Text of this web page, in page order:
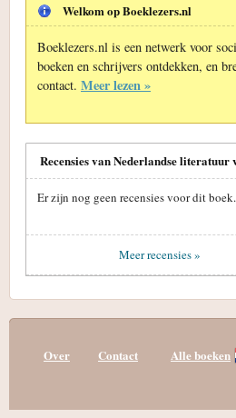
Welkom op Boeklezers.nl
Boeklezers.nl is een netwerk voor
boeken en schrijvers ontdekken, en
contact. Meer lezen »
Recensies van Nederlandse
Er zijn nog geen recensies voor dit boek.
Meer recensies »
Over Contact Alle boeken